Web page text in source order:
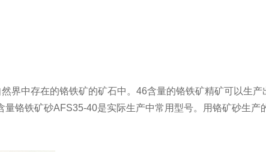
中存在的铬铁矿的矿石中。46含量的铬铁矿精矿可以生产
铬铁矿砂AFS35-40是实际生产中常用型号。用铬矿砂生产